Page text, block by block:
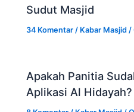
Sudut Masjid
34 Komentar / Kabar Masjid /
Apakah Panitia
Aplikasi Al Hidayah?